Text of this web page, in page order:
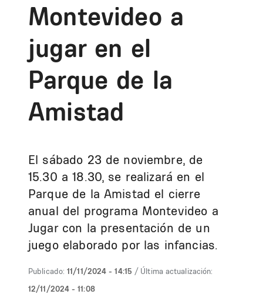
Montevideo a
jugar en el
Parque de la
Amistad
El sábado 23 de noviembre, de
15.30 a 18.30, se realizará en el
Parque de la Amistad el cierre
anual del programa Montevideo a
Jugar con la presentación de un
juego elaborado por las infancias.
Publicado: 11/11/2024 - 14:15 / Última actualización:
12/11/2024 - 11:08